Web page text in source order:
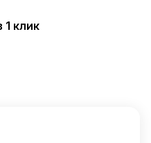
1 клик